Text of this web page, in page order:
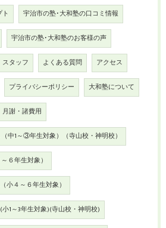
宇治市の塾･大和塾の口コミ情報
宇治市の塾･大和塾のお客様の声
スタッフ よくある質問 アクセス
プライバシーポリシー 大和塾について
月謝・諸費用
中1～③年生対象）（寺山校・神明校）
６年生対象）
小４～６年生対象）
1～3年生対象)(寺山校・神明校)